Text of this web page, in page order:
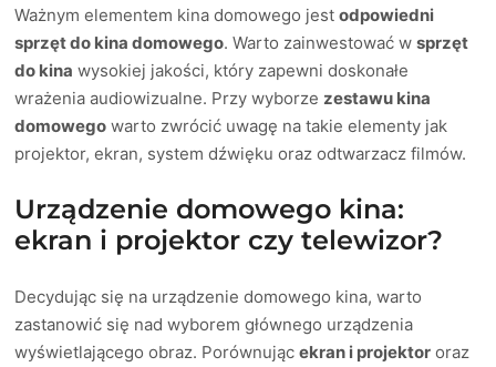
Ważnym elementem kina domowego jestodpowiedni
sprzęt do kina domowego. Warto zainwestować wsprzęt
do kina wysokiej jakości, który zapewni doskonałe
wrażenia audiowizualne. Przy wyborze zestawu kina
domowego warto zwrócić uwagę na takie elementy jak
projektor, ekran, system dźwięku oraz odtwarzacz filmów.
Urządzenie domowego kina:
ekran i projektor czy telewizor?
Decydując się na urządzenie domowego kina, warto
zastanowić się nad wyborem głównego urządzenia
wyświetlającego obraz. Porównującekran i projektor oraz